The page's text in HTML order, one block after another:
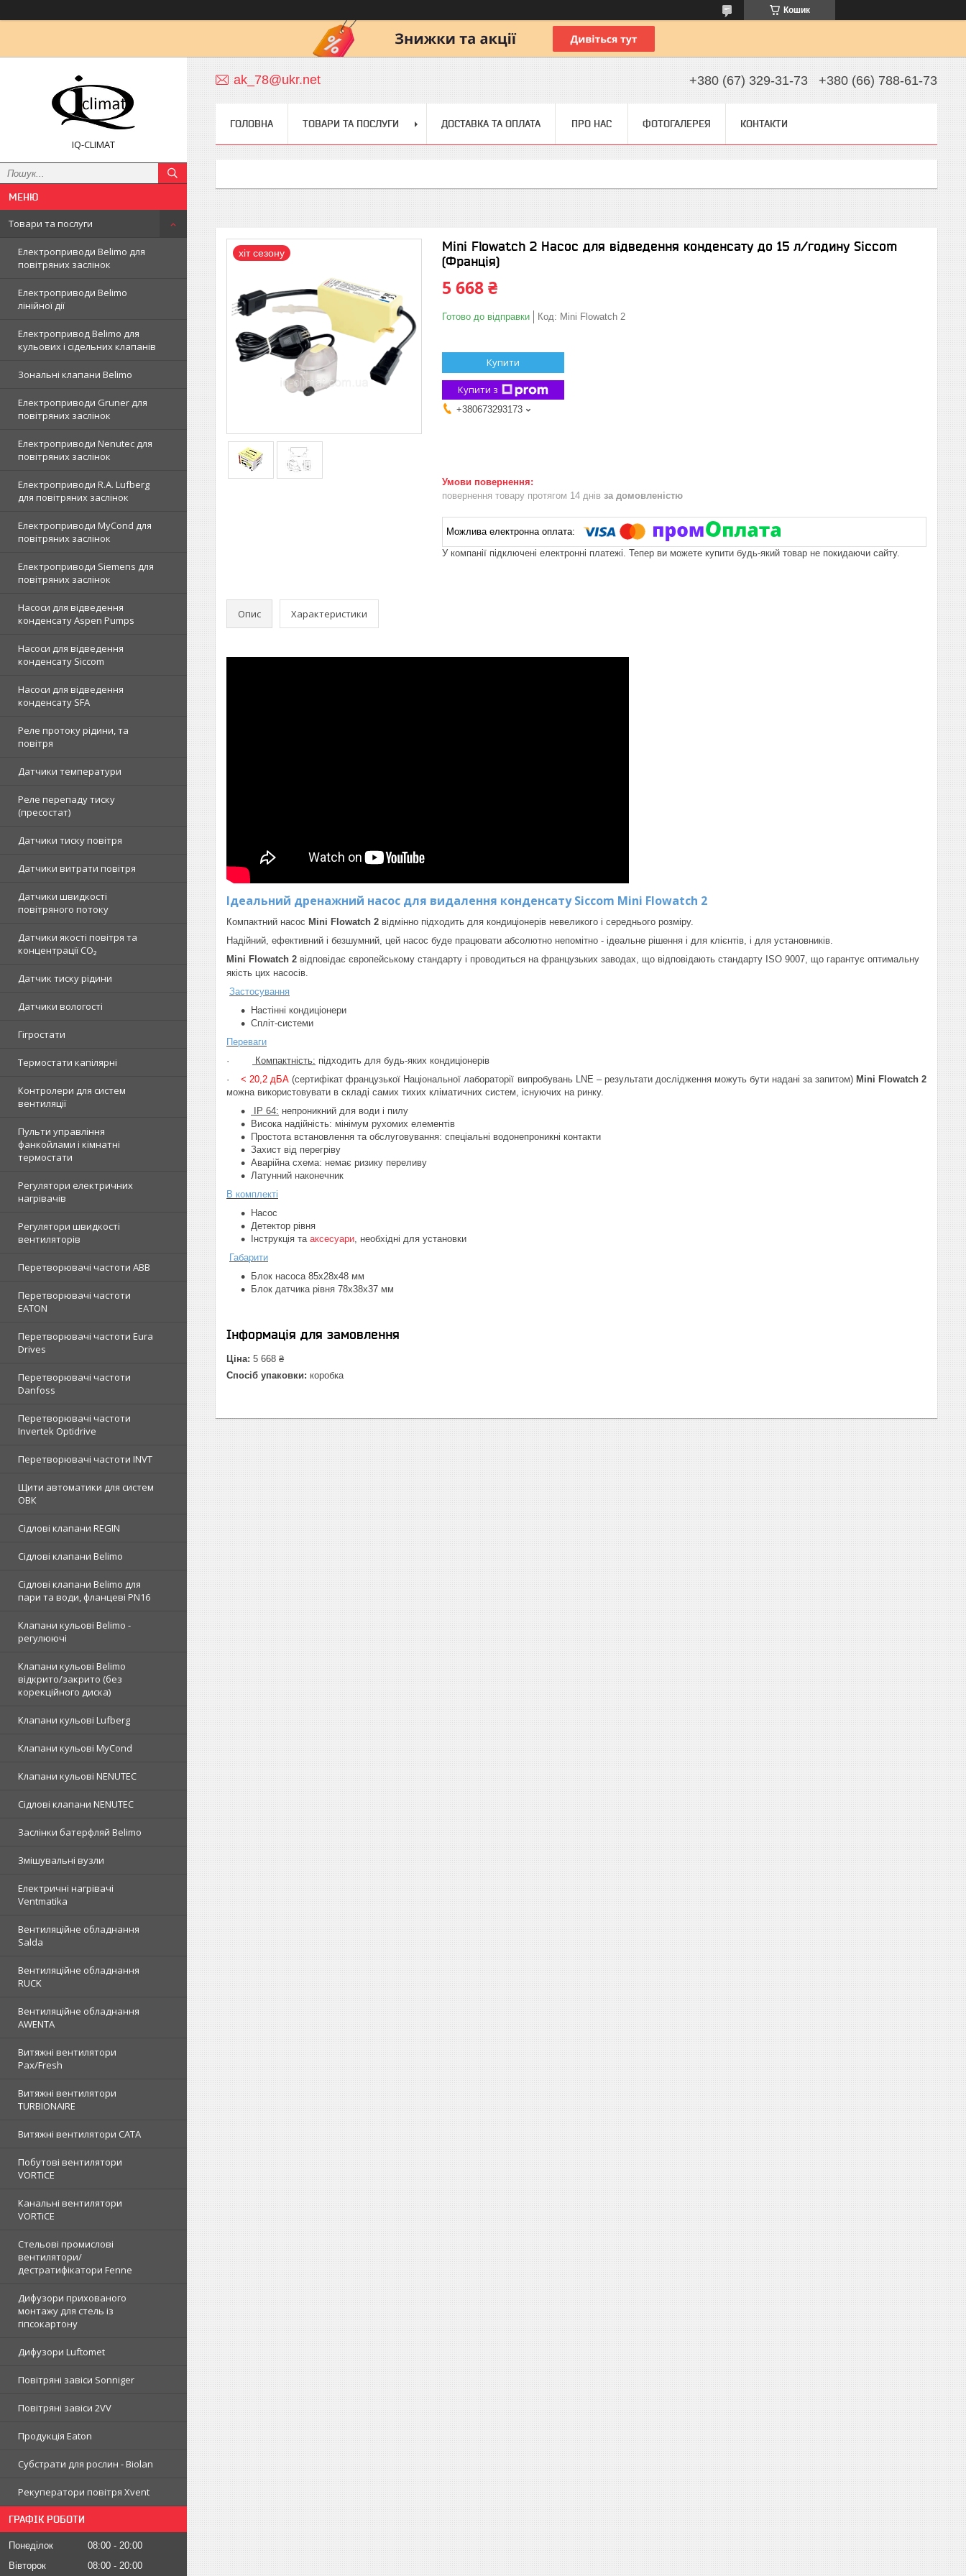
Кошик
IQ-CLIMAT
Товари та послуги
Електроприводи Belimo для
повітряних заслінок
Електроприводи Belimo
лінійної дії
Електропривод Belimo для
кульових і сідельних клапанів
Зональні клапани Belimo
Електроприводи Gruner для
повітряних заслінок
Електроприводи Nenutec для
повітряних заслінок
Електроприводи R.A. Lufberg
для повітряних заслінок
Електроприводи MyCond для
повітряних заслінок
Електроприводи Siemens для
повітряних заслінок
Насоси для відведення
конденсату Aspen Pumps
Насоси для відведення
конденсату Siccom
Насоси для відведення
конденсату SFA
Реле протоку рідини, та
повітря
Датчики температури
Реле перепаду тиску
(пресостат)
Датчики тиску повітря
Датчики витрати повітря
Датчики швидкості
повітряного потоку
Датчики якості повітря та
концентрації CO₂
Датчик тиску рідини
Датчики вологості
Гігростати
Термостати капілярні
Контролери для систем
вентиляції
Пульти управління
фанкойлами і кімнатні
термостати
Регулятори електричних
нагрівачів
Регулятори швидкості
вентиляторів
Перетворювачі частоти ABB
Перетворювачі частоти
EATON
Перетворювачі частоти Eura
Drives
Перетворювачі частоти
Danfoss
Перетворювачі частоти
Invertek Optidrive
Перетворювачі частоти INVT
Щити автоматики для систем
ОВК
Сідлові клапани REGIN
Сідлові клапани Belimo
Сідлові клапани Belimo для
пари та води, фланцеві PN16
Клапани кульові Belimo -
регулюючі
Клапани кульові Belimo
відкрито/закрито (без
корекційного диска)
Клапани кульові Lufberg
Клапани кульові MyCond
Клапани кульові NENUTEC
Сідлові клапани NENUTEC
Заслінки батерфляй Belimo
Змішувальні вузли
Електричні нагрівачі
Ventmatika
Вентиляційне обладнання
Salda
Вентиляційне обладнання
RUCK
Вентиляційне обладнання
AWENTA
Витяжні вентилятори
Pax/Fresh
Витяжні вентилятори
TURBIONAIRE
Витяжні вентилятори CATA
Побутові вентилятори
VORTiCE
Канальні вентилятори
VORTiCE
Стельові промислові
вентилятори/
дестратифікатори Fenne
Дифузори прихованого
монтажу для стель із
гіпсокартону
Дифузори Luftomet
Повітряні завіси Sonniger
Повітряні завіси 2VV
Продукція Eaton
Субстрати для рослин - Biolan
Рекуператори повітря Xvent
ГРАФІК РОБОТИ
Понеділок 08:00
20:00
Вівторок
08:00 20:00
ak_78@ukr.net +380 (67) 329-31-73 +380 (66) 788-61-73
ГОЛОВНА ТОВАРИ ТА ПОСЛУГИ ДОСТАВКА ТА ОПЛАТА ПРО НАС ФОТОГАЛЕРЕЯ КОНТАКТИ
хіт сезону
Mini Flowatch 2 Насос для відведення конденсату до 15 л/годину Siccom
(Франція)
5 668 ₴
Готово до відправки Код: Mini Flowatch 2
Купити
Купити з
+380673293173
повернення товару протягом 14 днів за домовленістю
У компанії підключені електронні платежі. Тепер ви можете купити будь-який товар не покидаючи сайту.
Опис Характеристики
Ідеальний дренажний насос для видалення конденсату Siccom Mini Flowatch 2
Компактний насос Mini Flowatch 2 відмінно підходить для кондиціонерів невеликого і середнього розміру.
Надійний, ефективний і безшумний, цей насос буде працювати абсолютно непомітно - ідеальне рішення і для клієнтів, і для установників.
Mini Flowatch 2 відповідає європейському стандарту і проводиться на французьких заводах, що відповідають стандарту ISO 9007, що гарантує оптимальну
якість цих насосів.
Застосування
Настінні кондиціонери
Спліт-системи
Переваги
·
Компактність: підходить для будь-яких кондиціонерів
·
< 20,2 дБА(сертифікат французької Національної лабораторії випробувань LNE – результати дослідження можуть бути надані за запитом) Mini Flowatch 2
можна використовувати в складі самих тихих кліматичних систем, існуючих на ринку.
IP 64: непроникний для води і пилу
Висока надійність: мінімум рухомих елементів
Простота встановлення та обслуговування: спеціальні водонепроникні контакти
Захист від перегріву
Аварійна схема: немає ризику переливу
Латунний наконечник
В комплекті
Насос
Детектор рівня
Інструкція та аксесуари, необхідні для установки
Габарити
Блок насоса 85х28х48 мм
Блок датчика рівня 78х38х37 мм
Інформація для замовлення
Ціна: 5 668 ₴
Спосіб упаковки: коробка